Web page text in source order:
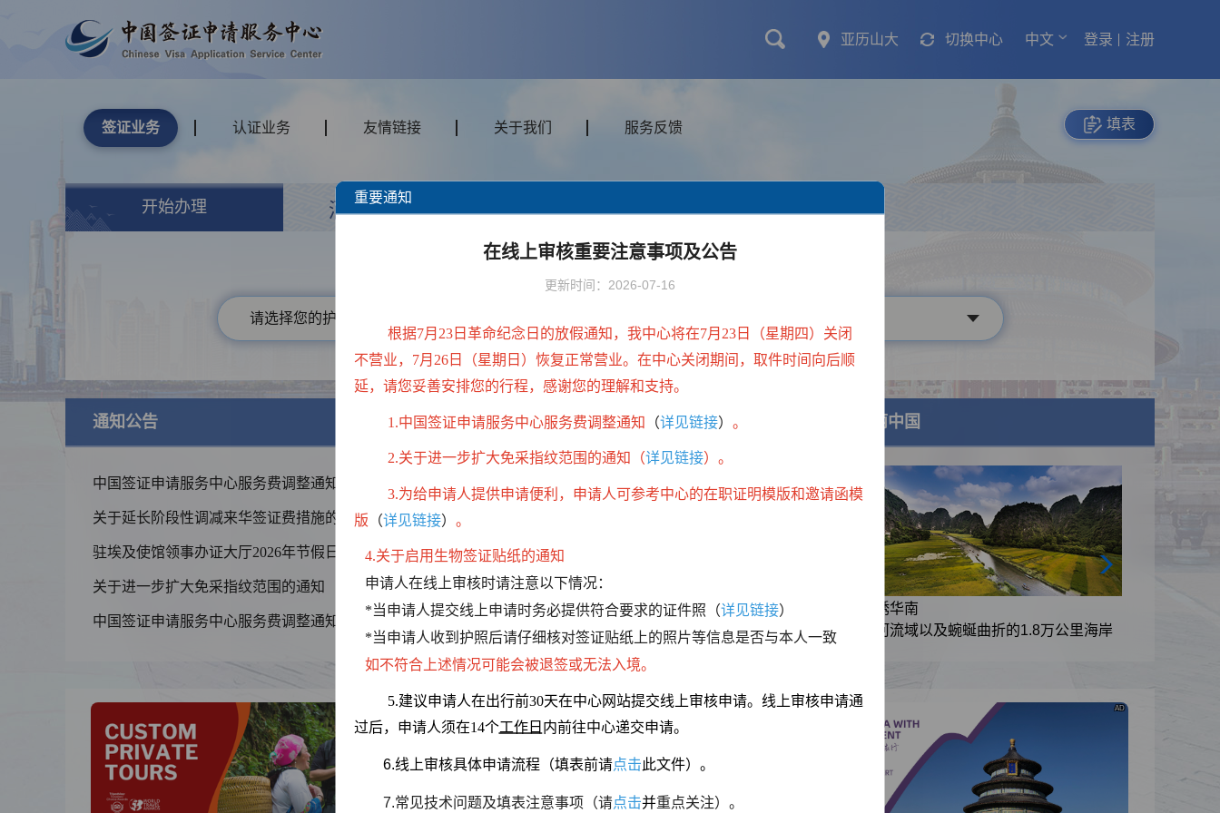
亚历山大 切换中心 中文 登录 注册
签证业务 认证业务 友情链接 关于我们 服务反馈 填表
开始办理 酒店 交通 门票/体验 私人定制旅行
请选择您的护照类型
通知公告 查看更多
中国签证申请服务中心服务费调整通知 2026-07-01
关于延长阶段性调减来华签证费措施的通知 2026-01-01
驻埃及使馆领事办证大厅2026年节假日安排 2025-12-30
关于进一步扩大免采指纹范围的通知 2025-12-22
中国签证申请服务中心服务费调整通知 2025-12-18
签证信息
签证类型及材料清单
资料下载
常见问题
美丽中国
锦绣华南
黄河流域以及蜿蜒曲折的1.8万公里海岸
锦绣华南
黄河流域以及蜿蜒曲折的1.8万公里海岸
锦绣华南
黄河流域以及蜿蜒曲折的1.8万公里海岸
AD AD AD
重要通知
在线上审核重要注意事项及公告
更新时间：2026-07-16
根据7月23日革命纪念日的放假通知，我中心将在7月23日（星期四）关闭
不营业，7月26日（星期日）恢复正常营业。在中心关闭期间，取件时间向后顺
延，请您妥善安排您的行程，感谢您的理解和支持。
1.中国签证申请服务中心服务费调整通知 （详见链接） 。
2.关于进一步扩大免采指纹范围的通知 （详见链接）。
3. 为给申请人提供申请便利，申请人可参考中心的在职证明模版和邀请函模
版 （详见链接） 。
4.关于启用生物签证贴纸的通知
申请人在线上审核时请注意以下情况：
*当申请人提交线上申请时务必提供符合要求的证件照（详见链接）
*当申请人收到护照后请仔细核对签证贴纸上的照片等信息是否与本人一致
如不符合上述情况可能会被退签或无法入境。
5.建议申请人在出行前30天在中心网站提交线上审核申请。线上审核申请通
过后，申请人须在14个工作日 内前往中心递交申请。
6.线上审核具体申请流程（填表前请点击此文件）。
7.常见技术问题及填表注意事项（请点击并重点关注）。